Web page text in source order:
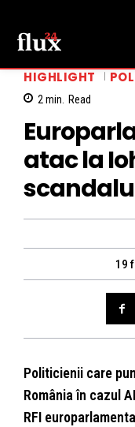
HIGHLIGHT
2 min. Read
atac la
19
Politicienii care
România în cazul
RFI